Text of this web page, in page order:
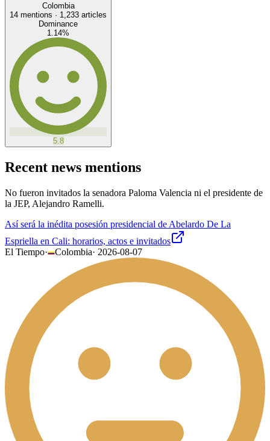
Colombia
14 mentions · 1,233 articles
Dominance
1.14%
5.8
Recent news mentions
No fueron invitados la senadora Paloma Valencia ni el presidente de
la JEP, Alejandro Ramelli.
Así será la inédita posesión presidencial de Abelardo De La
Espriella en Cali: horarios, actos e invitados
El Tiempo· Colombia· 2026-08-07